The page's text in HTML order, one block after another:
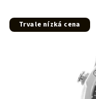
Trvale nízká cena